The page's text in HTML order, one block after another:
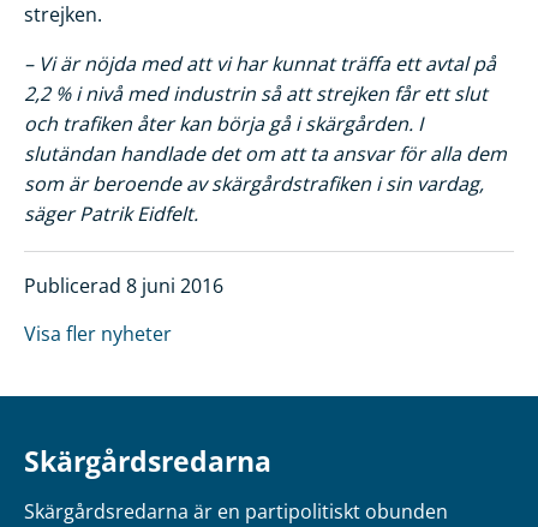
strejken.
– Vi är nöjda med att vi har kunnat träffa ett avtal på
2,2 % i nivå med industrin så att strejken får ett slut
och trafiken åter kan börja gå i skärgården. I
slutändan handlade det om att ta ansvar för alla dem
som är beroende av skärgårdstrafiken i sin vardag,
säger Patrik Eidfelt.
Publicerad 8 juni 2016
Visa fler nyheter
Skärgårdsredarna
Skärgårdsredarna är en partipolitiskt obunden